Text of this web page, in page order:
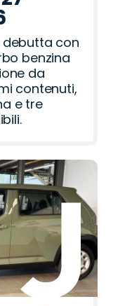
debutta con
benzina
da
contenuti,
e tre